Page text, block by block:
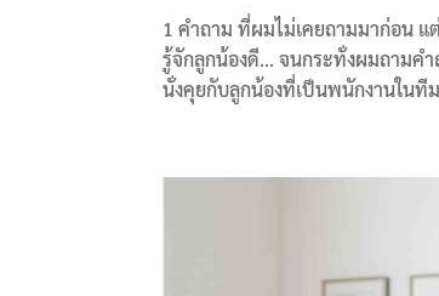
1 คำถาม ที่ผมไม่เคยถามมาก่อน
รู้จักลูกน้องดี… จนกระทั่งผมถามคำ
นั่งคุยกับลูกน้องที่เป็นพนักงานในที